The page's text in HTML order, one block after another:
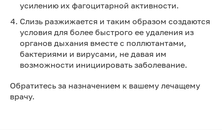
усилению их фагоцитарной активности.
Слизь разжижается и таким образом создаются
условия для более быстрого ее удаления из
органов дыхания вместе с поллютантами,
бактериями и вирусами, не давая им
возможности инициировать заболевание.
Обратитесь за назначением к вашему лечащему
врачу.